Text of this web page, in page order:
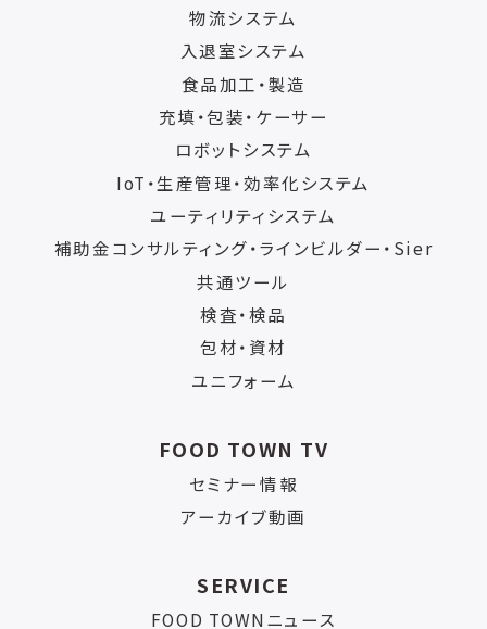
物流システム
入退室システム
食品加工・製造
充填・包装・ケーサー
ロボットシステム
IoT・生産管理・効率化システム
ユーティリティシステム
補助金コンサルティング・ラインビルダー・Sier
共通ツール
検査・検品
包材・資材
ユニフォーム
FOOD TOWN TV
セミナー情報
アーカイブ動画
SERVICE
FOOD TOWNニュース